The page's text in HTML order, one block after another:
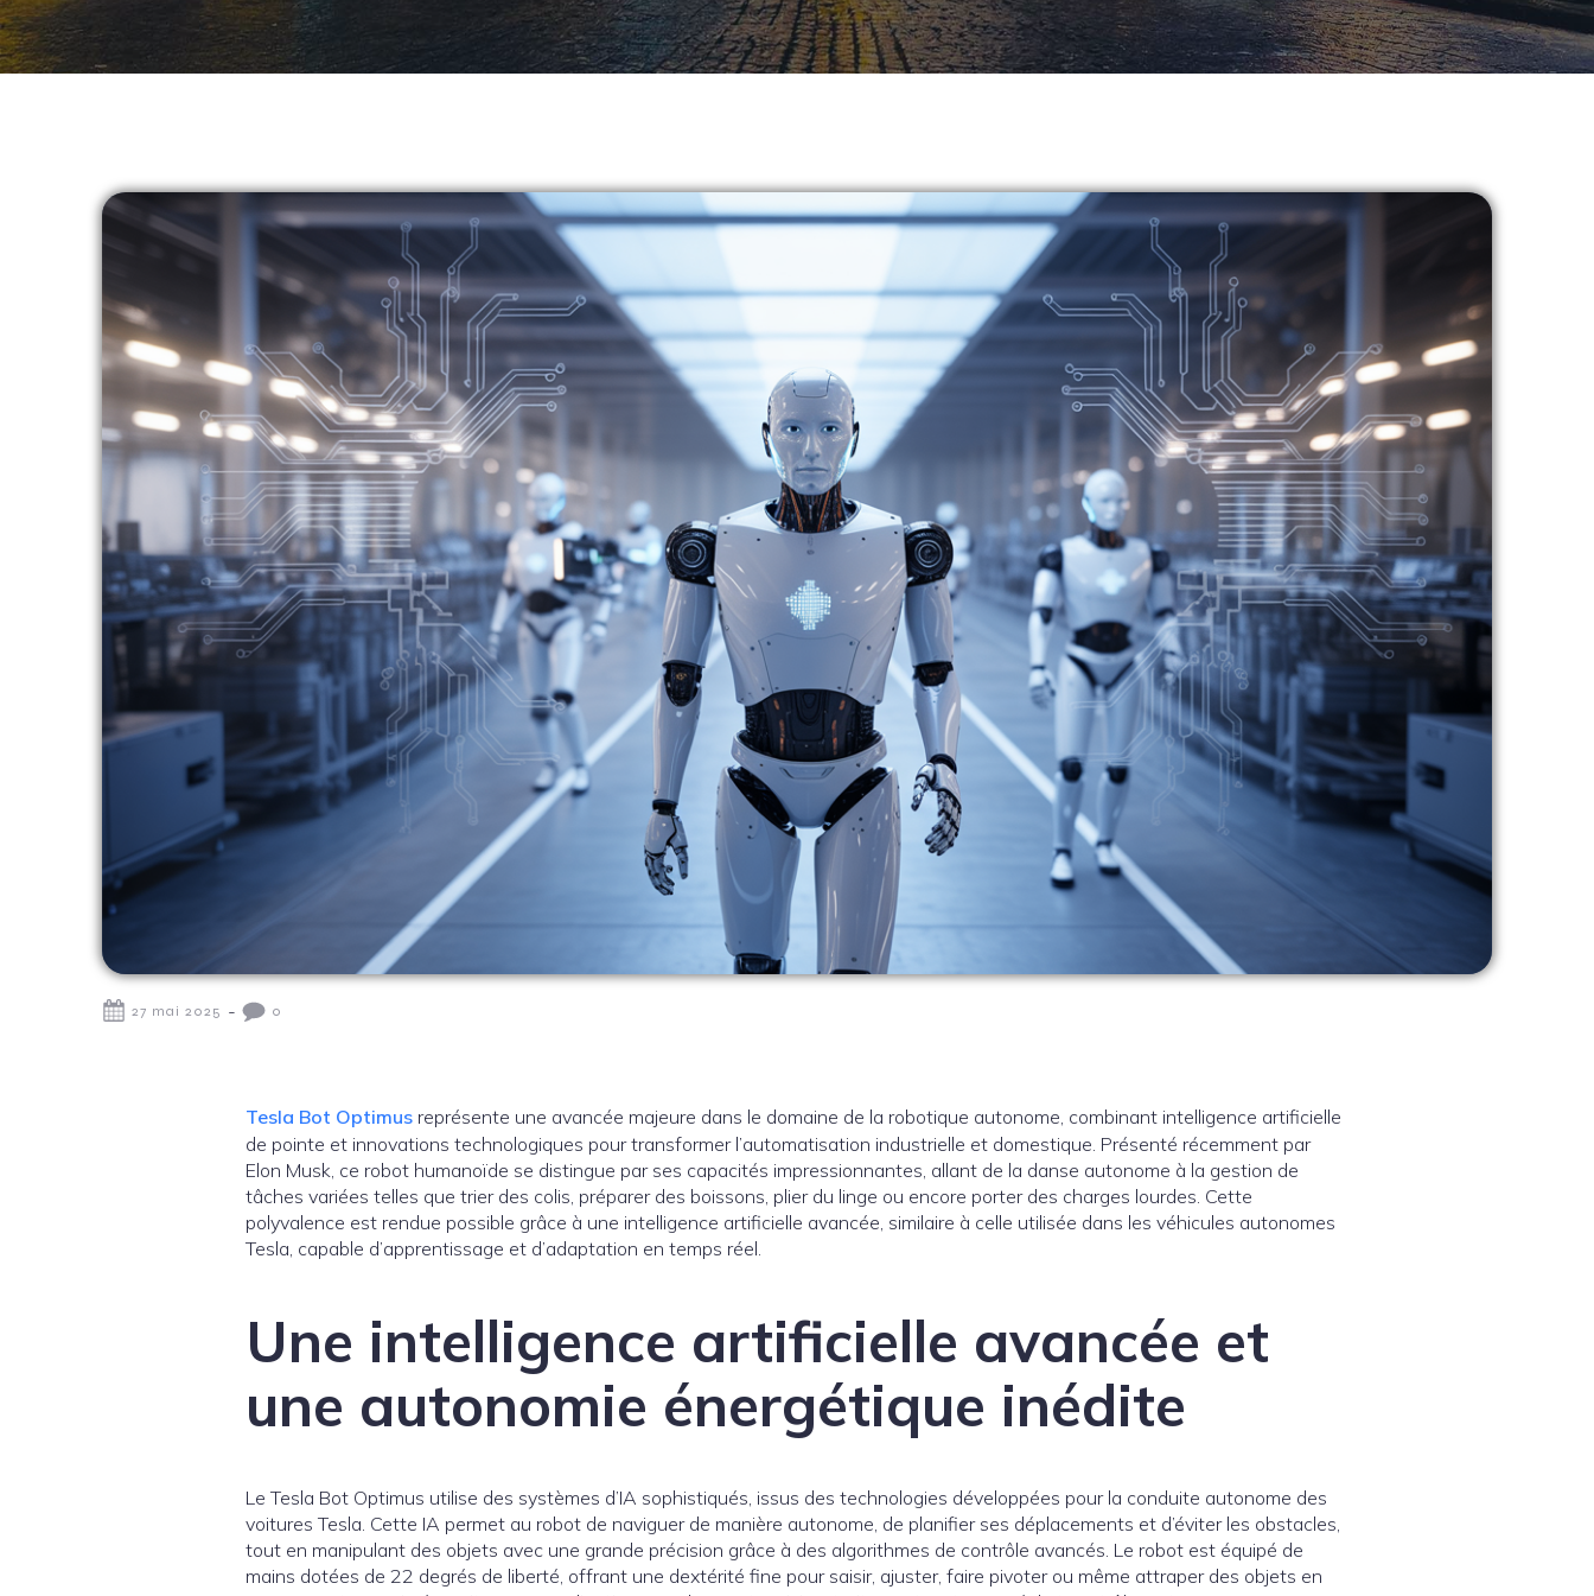
27 mai 2025 - 0
Tesla Bot Optimus représente une avancée majeure dans le domaine de la robotique autonome, combinant intelligence artificielle
de pointe et innovations technologiques pour transformer l’automatisation industrielle et domestique. Présenté récemment par
Elon Musk, ce robot humanoïde se distingue par ses capacités impressionnantes, allant de la danse autonome à la gestion de
tâches variées telles que trier des colis, préparer des boissons, plier du linge ou encore porter des charges lourdes. Cette
polyvalence est rendue possible grâce à une intelligence artificielle avancée, similaire à celle utilisée dans les véhicules autonomes
Tesla, capable d’apprentissage et d’adaptation en temps réel.
Une intelligence artificielle avancée et
une autonomie énergétique inédite
Le Tesla Bot Optimus utilise des systèmes d’IA sophistiqués, issus des technologies développées pour la conduite autonome des
voitures Tesla. Cette IA permet au robot de naviguer de manière autonome, de planifier ses déplacements et d’éviter les obstacles,
tout en manipulant des objets avec une grande précision grâce à des algorithmes de contrôle avancés. Le robot est équipé de
mains dotées de 22 degrés de liberté, offrant une dextérité fine pour saisir, ajuster, faire pivoter ou même attraper des objets en